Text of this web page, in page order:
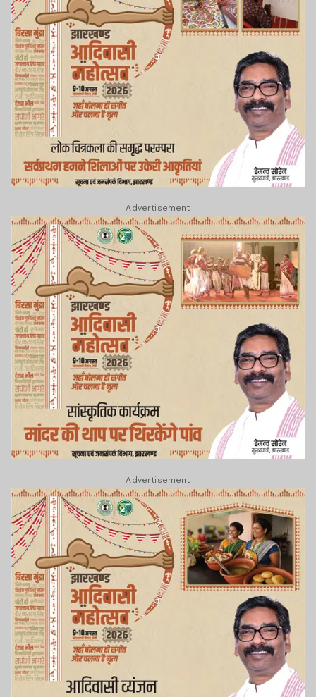
Advertisement
Advertisement